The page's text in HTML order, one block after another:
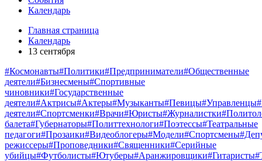
Календарь
Главная страница
Календарь
13 сентября
#Космонавты#Политики#Предприниматели#Общественные
деятели#Бизнесмены#Спортивные
чиновники#Государственные
деятели#Актрисы#Актеры#Музыканты#Певицы#Управленцы
деятели#Спортсменки#Врачи#Юристы#Журналистки
балета#Губернаторы#Политтехнологи#Поэтессы#Театральные
педагоги#Прозаики#Видеоблогеры#Модели#Спортсмены
режиссеры#Проповедники#Священники#Серийные
убийцы#Футболисты#Ютуберы#Аранжировщики#Гитаристы